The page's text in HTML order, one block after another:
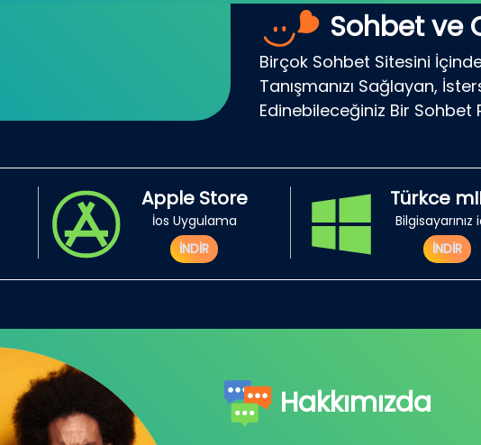
Sohbet ve
Birçok Sohbet Sitesini
Tanışmanızı Sağlayan,
Edinebileceğiniz Bir
Apple Store
İos Uygulama
İNDİR
Türkce
Bilgisayarınız
İNDİR
Hakkımızda